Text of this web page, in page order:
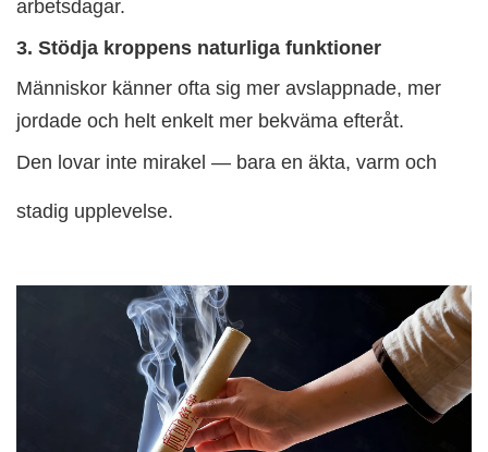
arbetsdagar.
3. Stödja kroppens naturliga funktioner
Människor känner ofta sig mer avslappnade, mer
jordade och helt enkelt mer bekväma efteråt.
Den lovar inte mirakel — bara en äkta, varm och
stadig upplevelse.